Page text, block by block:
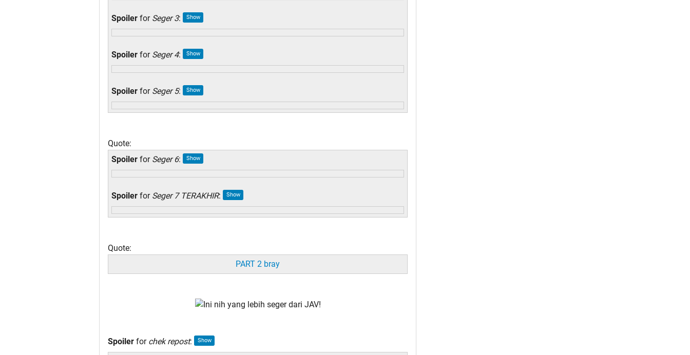
Spoiler for Seger 3:
Spoiler for Seger 4:
Spoiler for Seger 5:
Quote:
Spoiler for Seger 6:
Spoiler for Seger 7 TERAKHIR:
Quote:
PART 2 bray
Spoiler for chek repost: